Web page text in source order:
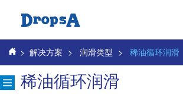
> 解决方案 > 润滑类型 > 稀油循环润滑
稀油循环润滑